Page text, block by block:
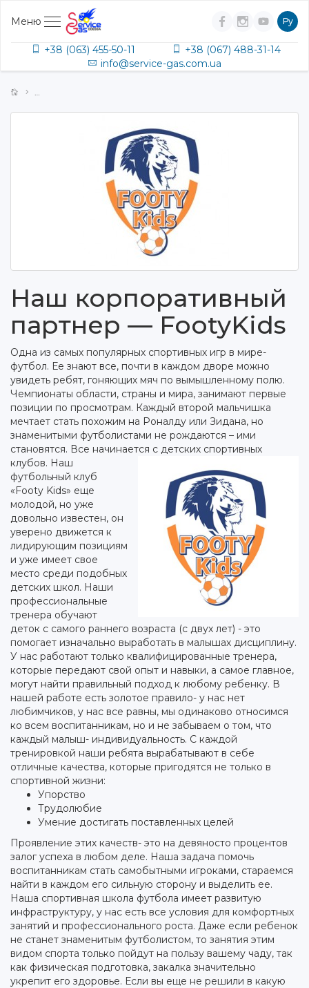
Меню Ру
+38 (063) 455-50-11
+38 (067) 488-31-14
info@service-gas.com.ua
Наш корпоративный
партнер — FootyKids
Одна из самых популярных спортивных игр в мире-
футбол. Ее знают все, почти в каждом дворе можно
увидеть ребят, гоняющих мяч по вымышленному полю.
Чемпионаты области, страны и мира, занимают первые
позиции по просмотрам. Каждый второй мальчишка
мечтает стать похожим на Роналду или Зидана, но
знаменитыми футболистами не рождаются – ими
становятся. Все начинается с детских спортивных
клубов. Наш
футбольный клуб
«Footy Kids» еще
молодой, но уже
довольно известен, он
уверено движется к
лидирующим позициям
и уже имеет свое
место среди подобных
детских школ. Наши
профессиональные
тренера обучают
деток с самого раннего возраста (с двух лет) - это
помогает изначально выработать в малышах дисциплину.
У нас работают только квалифицированные тренера,
которые передают свой опыт и навыки, а самое главное,
могут найти правильный подход к любому ребенку. В
нашей работе есть золотое правило- у нас нет
любимчиков, у нас все равны, мы одинаково относимся
ко всем воспитанникам, но и не забываем о том, что
каждый малыш- индивидуальность. С каждой
тренировкой наши ребята вырабатывают в себе
отличные качества, которые пригодятся не только в
спортивной жизни:
Упорство
Трудолюбие
Умение достигать поставленных целей
Проявление этих качеств- это на девяносто процентов
залог успеха в любом деле. Наша задача помочь
воспитанникам стать самобытными игроками, стараемся
найти в каждом его сильную сторону и выделить ее.
Наша спортивная школа футбола имеет развитую
инфраструктуру, у нас есть все условия для комфортных
занятий и профессионального роста. Даже если ребенок
не станет знаменитым футболистом, то занятия этим
видом спорта только пойдут на пользу вашему чаду, так
как физическая подготовка, закалка значительно
укрепит его здоровье. Если вы еще не решили в какую